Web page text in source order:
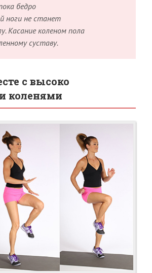
бедро
ноги не станет
Касание коленом пола
суставу.
с высоко
коленями